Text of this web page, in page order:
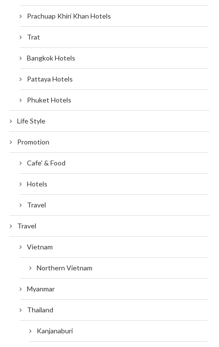
Prachuap Khiri Khan Hotels
Trat
Bangkok Hotels
Pattaya Hotels
Phuket Hotels
Life Style
Promotion
Cafe' & Food
Hotels
Travel
Travel
Vietnam
Northern Vietnam
Myanmar
Thailand
Kanjanaburi